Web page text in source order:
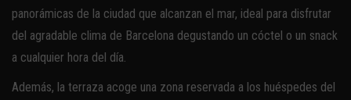
panorámicas de la ciudad que alcanzan el mar, ideal para disfrutar
del agradable clima de Barcelona degustando un cóctel o un snack
a cualquier hora del día.
Además, la terraza acoge una zona reservada a los huéspedes del